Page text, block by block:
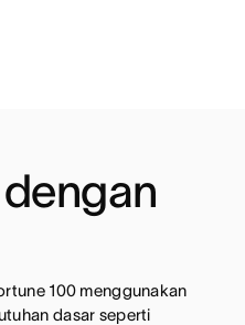
100 menggunakan
dasar seperti